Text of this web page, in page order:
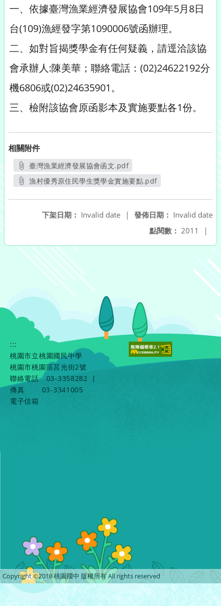
一、依據臺灣漁業經濟發展協會109年5月8日
台(109)漁經發字第1090006號函辦理。
二、如對旨揭獎學金有任何疑義，請逕洽該協
會承辦人:陳美華；聯絡電話：(02)24622192分
機6806或(02)24635901。
三、檢附該協會原函影本及實施要點各1份。
相關附件
臺灣漁業經濟發展協會函文.pdf
另開新視窗
漁村優秀原住民學生獎學金實施要點.pdf
發佈日期： Invalid date
下架日期： Invalid date
|
點閱數： 2011 |
:::
桃園市立桃園國民中學
桃園市桃園區莒光街2號
聯絡電話
03-3358282
|
傳真
03-3341005
電子信箱
Copyright ©2018 桃園國中 版權所有 All rights reserved